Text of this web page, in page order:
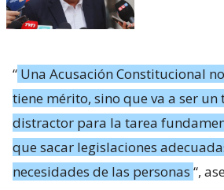
“ Una Acusación Constitucional
tiene mérito, sino que va a ser un
distractor para la tarea
que sacar legislaciones
necesidades de las personas “,